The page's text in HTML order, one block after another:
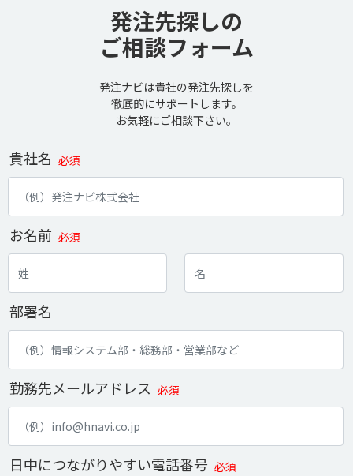
発注先探しの
ご相談フォーム
発注ナビは貴社の発注先探しを
徹底的にサポートします。
お気軽にご相談下さい。
貴社名 必須
お名前 必須
部署名
勤務先メールアドレス 必須
日中につながりやすい電話番号 必須